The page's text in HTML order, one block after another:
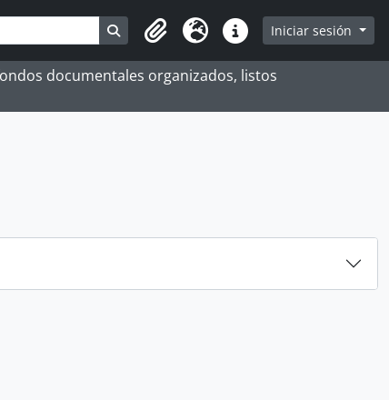
Search in browse page
Portapapeles
Idioma Enlaces rápidos
Iniciar sesión
documentales organizados, listos